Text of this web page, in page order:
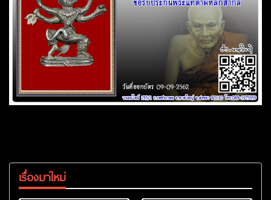
เรื่องมาใหม่